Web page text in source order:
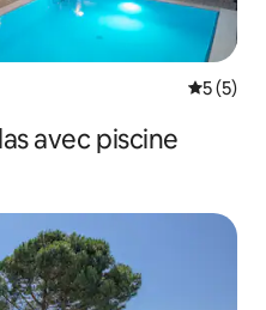
5 (5)
avec piscine